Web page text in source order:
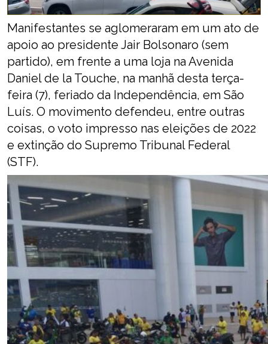
Manifestantes se aglomeraram em um ato de
apoio ao presidente Jair Bolsonaro (sem
partido), em frente a uma loja na Avenida
Daniel de la Touche, na manhã desta terça-
feira (7), feriado da Independência, em São
Luís. O movimento defendeu, entre outras
coisas, o voto impresso nas eleições de 2022
e extinção do Supremo Tribunal Federal
(STF).